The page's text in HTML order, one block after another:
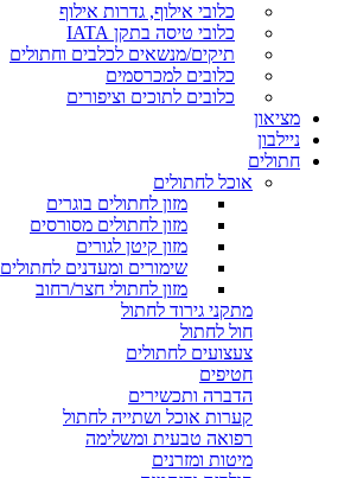
כלובי אילוף, גדרות אילוף
כלובי טיסה בתקן IATA
תיקים/מנשאים לכלבים וחתולים
כלובים למכרסמים
כלובים לתוכים וציפורים
מציאון
ניילבון
חתולים
אוכל לחתולים
מזון לחתולים בוגרים
מזון לחתולים מסורסים
מזון קיטן לגורים
שימורים ומעדנים לחתולים
מזון לחתולי חצר/רחוב
מתקני גירוד לחתול
חול לחתול
צעצועים לחתולים
חטיפים
הדברה ותכשירים
קערות אוכל ושתייה לחתול
רפואה טבעית ומשלימה
מיטות ומזרנים